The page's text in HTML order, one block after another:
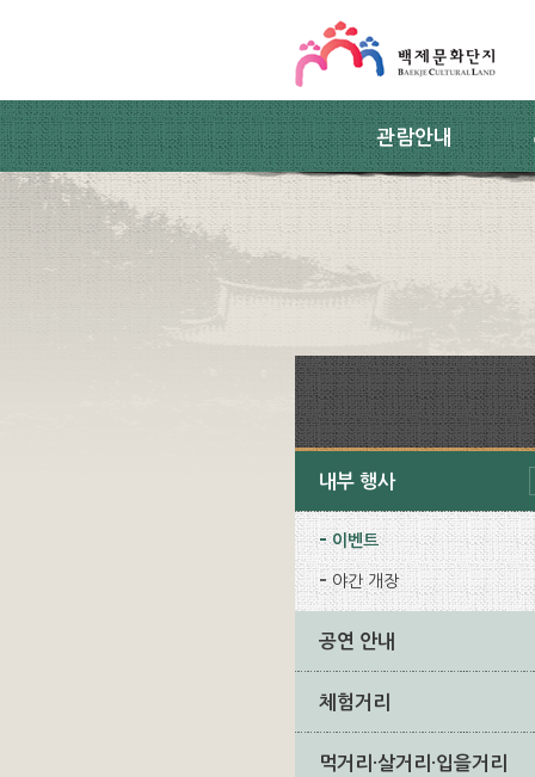
관람안내
내부 행사
이벤트
야간 개장
공연 안내
체험거리
먹거리·살거리·입을거리